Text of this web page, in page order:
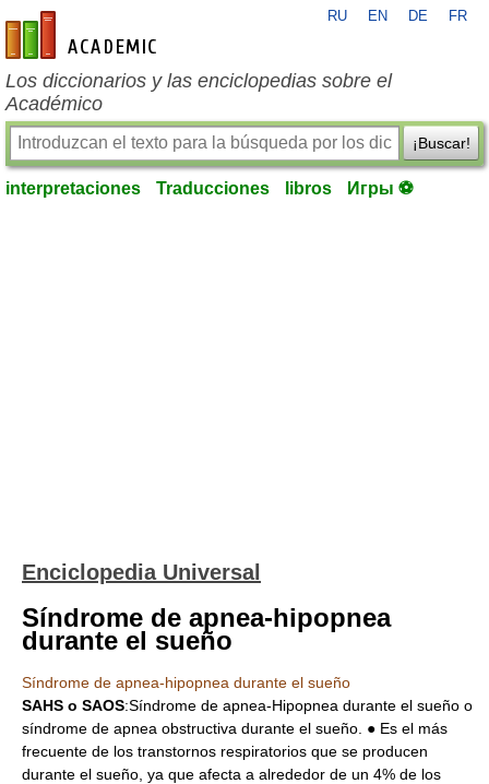
es-academic.com
RU EN DE FR
Los diccionarios y las enciclopedias sobre el
Académico
¡Buscar!
interpretaciones Traducciones libros Игры ⚽
Enciclopedia Universal
Síndrome de apnea-hipopnea
durante el sueño
Síndrome de apnea-hipopnea durante el sueño
SAHS o SAOS:Síndrome de apnea-Hipopnea durante el sueño o
síndrome de apnea obstructiva durante el sueño. ● Es el más
frecuente de los transtornos respiratorios que se producen
durante el sueño, ya que afecta a alrededor de un 4% de los